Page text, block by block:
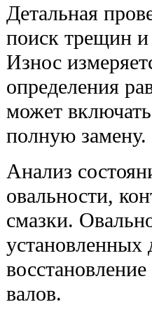
Детальная
поиск трещин и
Износ
определения
может
полную замену.
Анализ
овальности,
смазки.
установленных
валов.